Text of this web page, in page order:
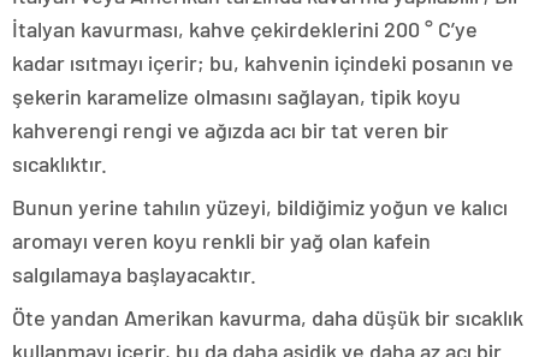
İtalyan kavurması, kahve çekirdeklerini 200 ° C’ye
kadar ısıtmayı içerir; bu, kahvenin içindeki posanın ve
şekerin karamelize olmasını sağlayan, tipik koyu
kahverengi rengi ve ağızda acı bir tat veren bir
sıcaklıktır.
Bunun yerine tahılın yüzeyi, bildiğimiz yoğun ve kalıcı
aromayı veren koyu renkli bir yağ olan kafein
salgılamaya başlayacaktır.
Öte yandan Amerikan kavurma, daha düşük bir sıcaklık
kullanmayı içerir, bu da daha asidik ve daha az acı bir